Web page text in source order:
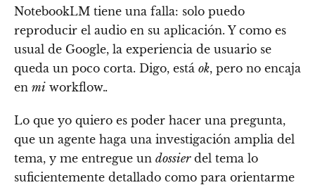
NotebookLM tiene una falla: solo puedo
reproducir el audio en su aplicación. Y como es
usual de Google, la experiencia de usuario se
queda un poco corta. Digo, está ok, pero no encaja
en mi workflow..
Lo que yo quiero es poder hacer una pregunta,
que un agente haga una investigación amplia del
tema, y me entregue un dossierdel tema lo
suficientemente detallado como para orientarme